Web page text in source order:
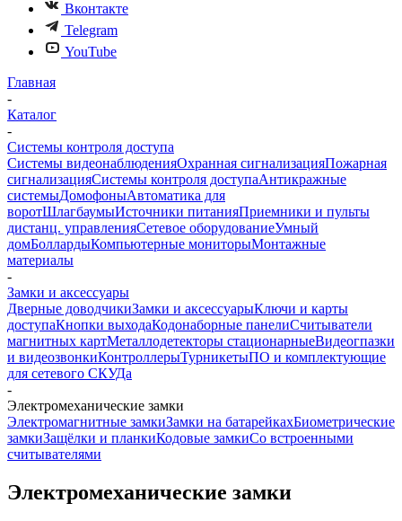
Вконтакте
Telegram
YouTube
Главная
-
Каталог
-
Системы контроля доступа
Системы видеонаблюденияОхранная сигнализацияПожарная
сигнализацияСистемы контроля доступаАнтикражные
системыДомофоныАвтоматика для
воротШлагбаумыИсточники питанияПриемники и пульты
дистанц. управленияСетевое оборудованиеУмный
домБоллардыКомпьютерные мониторыМонтажные
материалы
-
Замки и аксессуары
Дверные доводчикиЗамки и аксессуарыКлючи и карты
доступаКнопки выходаКодонаборные панелиСчитыватели
магнитных картМеталлодетекторы стационарныеВидеогпазки
и видеозвонкиКонтроллерыТурникетыПО и комплектующие
для сетевого СКУДа
-
Электромеханические замки
Электромагнитные замкиЗамки на батарейкахБиометрические
замкиЗащёлки и планкиКодовые замкиСо встроенными
считывателями
Электромеханические замки